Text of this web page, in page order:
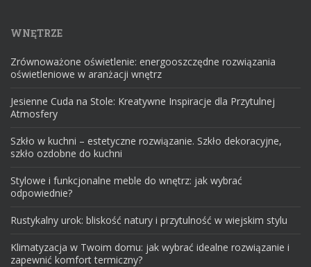
WNĘTRZE
Zrównoważone oświetlenie: energooszczędne rozwiązania
oświetleniowe w aranżacji wnętrz
Jesienne Cuda na Stole: Kreatywne Inspiracje dla Przytulnej
Atmosfery
Szkło w kuchni – estetyczne rozwiązanie. Szkło dekoracyjne,
szkło ozdobne do kuchni
Stylowe i funkcjonalne meble do wnętrz: jak wybrać
odpowiednie?
Rustykalny urok: bliskość natury i przytulność w wiejskim stylu
Klimatyzacja w Twoim domu: jak wybrać idealne rozwiązanie i
zapewnić komfort termiczny?